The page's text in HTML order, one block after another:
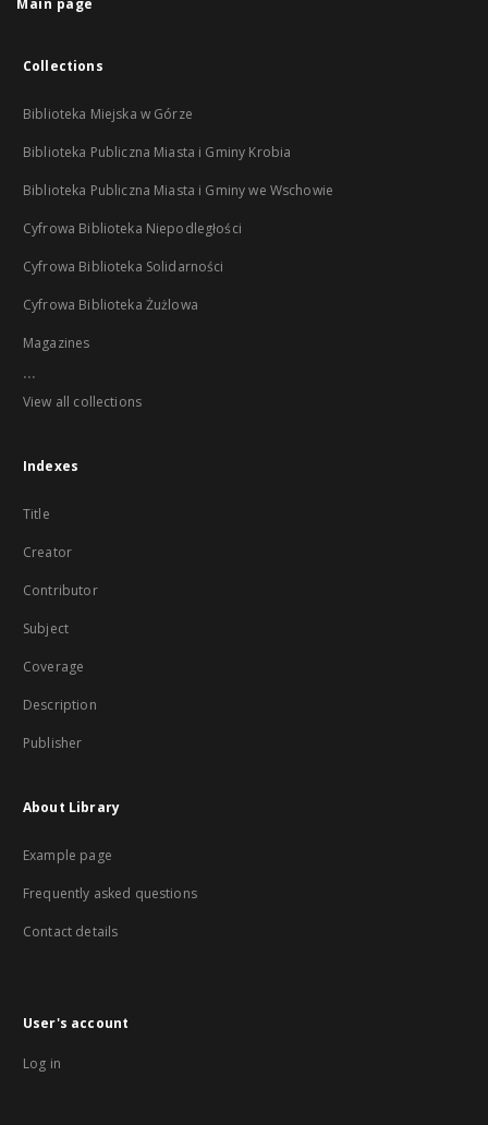
Main page
Collections
Biblioteka Miejska w Górze
Biblioteka Publiczna Miasta i Gminy Krobia
Biblioteka Publiczna Miasta i Gminy we Wschowie
Cyfrowa Biblioteka Niepodległości
Cyfrowa Biblioteka Solidarności
Cyfrowa Biblioteka Żużlowa
Magazines
...
View all collections
Indexes
Title
Creator
Contributor
Subject
Coverage
Description
Publisher
About Library
Example page
Frequently asked questions
Contact details
User's account
Log in